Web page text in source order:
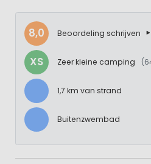
8,0 Beoordeling schrijven
XS Zeer kleine camping
1,7 km van strand
Buitenzwembad